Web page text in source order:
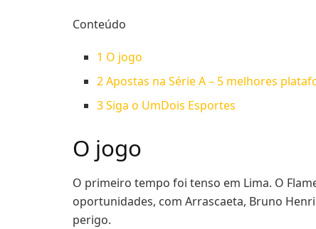
Conteúdo
1 O jogo
2Apostas na Série A – 5 melhores
3Siga o UmDois Esportes
O jogo
O primeiro tempo foi tenso em Lima. O
oportunidades, com Arrascaeta, Bruno
perigo.